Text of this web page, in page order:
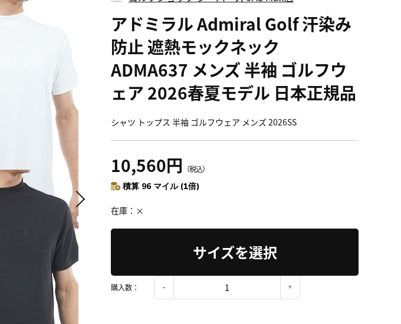
アドミラル Admiral Golf 汗染み
防止 遮熱モックネック
ADMA637 メンズ 半袖 ゴルフウ
ェア 2026春夏モデル 日本正規品
シャツ トップス 半袖 ゴルフウェア メンズ 2026SS
10,560円 （税込）
積算 96 マイル (1倍)
在庫 ×
サイズを選択
購入数：